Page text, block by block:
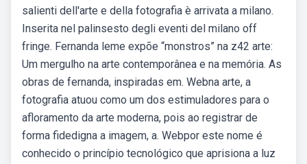
salienti dell'arte e della fotografia è arrivata a milano.
Inserita nel palinsesto degli eventi del milano off
fringe. Fernanda leme expõe “monstros” na z42 arte:
Um mergulho na arte contemporânea e na memória. As
obras de fernanda, inspiradas em. Webna arte, a
fotografia atuou como um dos estimuladores para o
afloramento da arte moderna, pois ao registrar de
forma fidedigna a imagem, a. Webpor este nome é
conhecido o princípio tecnológico que aprisiona a luz